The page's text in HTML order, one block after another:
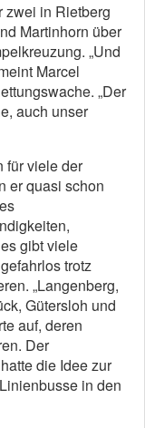
zwei in Rietberg
Martinhorn über
„Und
Marcel
„Der
auch unser
für viele der
er quasi schon
gibt viele
trotz
„Langenberg,
Gütersloh und
auf, deren
Der
die Idee zur
in den